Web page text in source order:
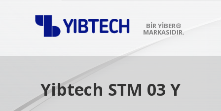
BIR YİBER®
MARKASIDIR.
Yibtech STM 03 Y